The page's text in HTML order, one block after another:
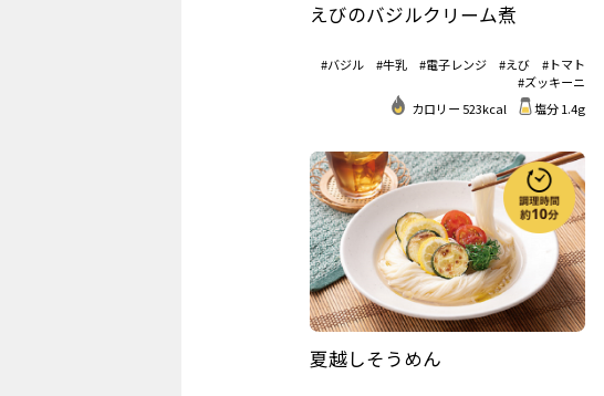
えびのバジルクリーム煮
#バジル #牛乳 #電子レンジ #えび
#トマト
#ズッキーニ
カロリー 523kcal
塩分 1.4g
夏越しそうめん